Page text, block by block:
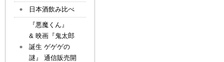
日本酒飲み比べ
『悪魔くん』
& 映画『鬼太郎
誕生 ゲゲゲの
謎』 通信販売開